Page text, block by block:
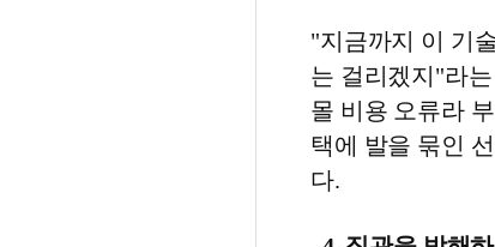
"지금까지 이 기
는 걸리겠지"라
몰 비용 오류라
택에 발을 묶인
다.